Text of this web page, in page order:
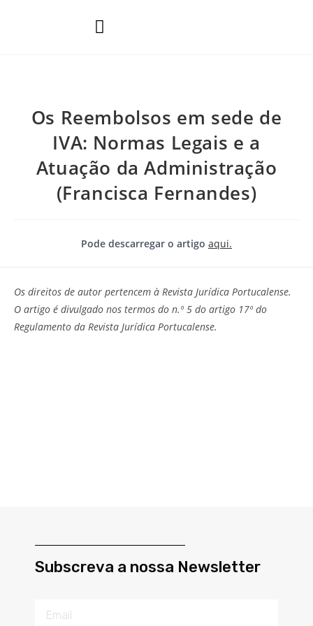
Os Reembolsos em sede de
IVA: Normas Legais e a
Atuação da Administração
(Francisca Fernandes)
Pode descarregar o artigo aqui.
Os direitos de autor pertencem à Revista Jurídica Portucalense.
O artigo é divulgado nos termos do n.º 5 do artigo 17º do
Regulamento da Revista Jurídica Portucalense.
Subscreva a nossa Newsletter